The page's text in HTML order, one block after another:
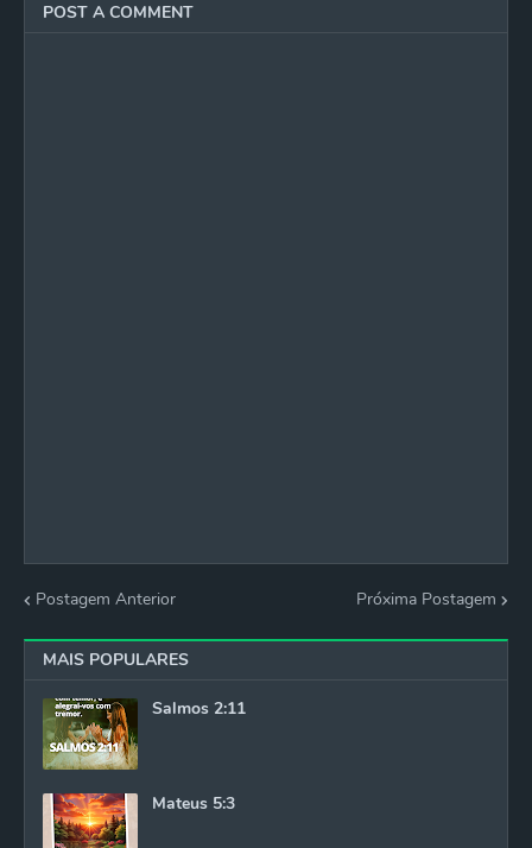
POST A COMMENT
Postagem Anterior Próxima Postagem
MAIS POPULARES
Salmos 2:11
Mateus 5:3